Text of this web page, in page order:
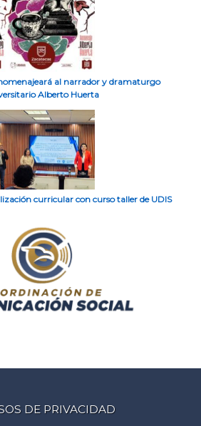
al narrador y dramaturgo
Alberto Huerta
curricular con curso taller de UDIS
DE PRIVACIDAD